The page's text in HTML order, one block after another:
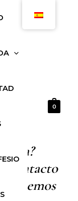
0
contacto